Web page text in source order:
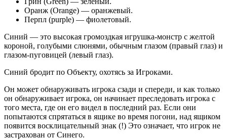
Оранж (Orange) — оранжевый.
Перпл (purple) — фиолетовый.
Синий — это высокая громоздкая игрушка-монстр с желтой
короной, голубыми слюнями, обычным глазом (правый глаз) и
глазом-пуговицей (левый глаз).
Синий бродит по Объекту, охотясь за Игроками.
Он может обнаруживать игрока сзади и спереди, и как только
он обнаруживает игрока, он начинает преследовать игрока с
того места, где он его видел в последний раз. Если они
попытаются спрятаться в ящике во время погони, над ящиком
появится восклицательный знак (!) Это означает, что игрок не
застрахован от Синего.